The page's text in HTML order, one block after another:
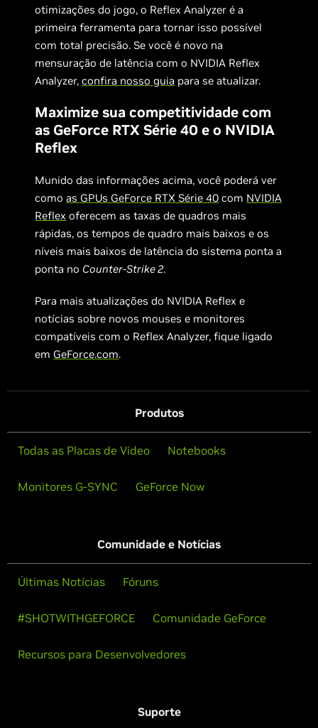
otimizações do jogo, o Reflex Analyzer é a
primeira ferramenta para tornar isso possível
com total precisão. Se você é novo na
mensuração de latência com o NVIDIA Reflex
Analyzer,confira nosso guia para se atualizar.
Maximize sua competitividade com
as GeForce RTX Série 40 e o NVIDIA
Reflex
Munido das informações acima, você poderá ver
comoas GPUs GeForce RTX Série 40 com NVIDIA
Reflex oferecem as taxas de quadros mais
rápidas, os tempos de quadro mais baixos e os
níveis mais baixos de latência do sistema ponta a
ponta no Counter-Strike 2.
Para mais atualizações do NVIDIA Reflex e
notícias sobre novos mouses e monitores
compatíveis com o Reflex Analyzer, fique ligado
em GeForce.com.
Produtos
Todas as Placas de Vídeo Notebooks
Monitores G-SYNC GeForce Now
Comunidade e Notícias
Últimas Notícias Fóruns
#SHOTWITHGEFORCE Comunidade GeForce
Recursos para Desenvolvedores
Suporte